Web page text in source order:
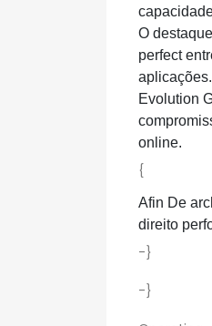
O
perfect
aplicações.
Evolution
online.
{
Afin De
direito
-}
-}